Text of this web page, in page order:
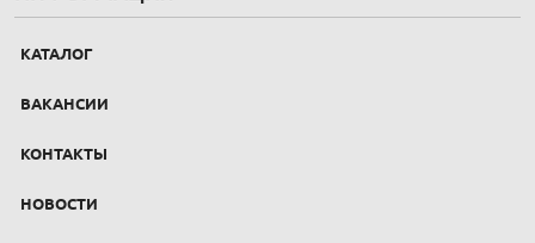
КАТАЛОГ
ВАКАНСИИ
КОНТАКТЫ
НОВОСТИ